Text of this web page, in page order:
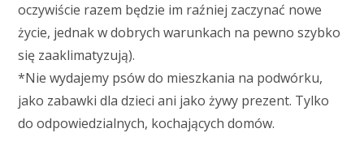
oczywiście razem będzie im raźniej zaczynać nowe
życie, jednak w dobrych warunkach na pewno szybko
się zaaklimatyzują).
*Nie wydajemy psów do mieszkania na podwórku,
jako zabawki dla dzieci ani jako żywy prezent. Tylko
do odpowiedzialnych, kochających domów.